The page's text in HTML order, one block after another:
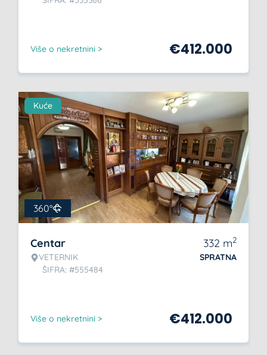
Više o nekretnini > €412.000
Kuće
360°
Centar
VETERNIK
ŠIFRA: #555484
332 m2
SPRATNA
Više o nekretnini > €412.000